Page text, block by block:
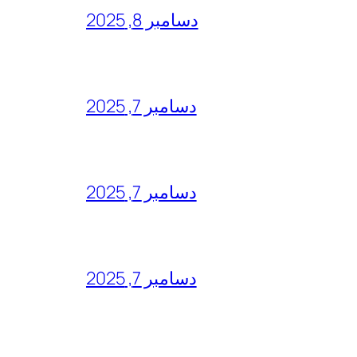
دسامبر 8, 2025
دسامبر 7, 2025
دسامبر 7, 2025
دسامبر 7, 2025